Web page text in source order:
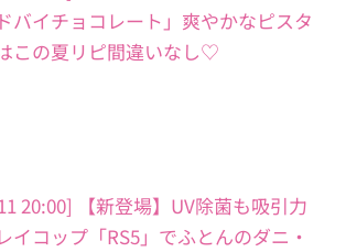
バイチョコレート」爽やかなピスタ
この夏リピ間違いなし♡
20:00] 【新登場】UV除菌も吸引力
イコップ「RS5」でふとんのダニ・